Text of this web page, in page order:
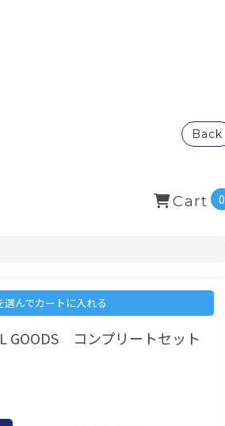
Back
Cart 0
んでカートに入れる
GOODS コンプリートセット